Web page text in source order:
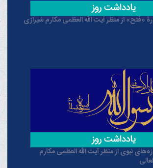
«فتح» از منظر آیت الله العظمی مکارم شیرازی
نبوی از منظر آیت الله العظمی مکارم